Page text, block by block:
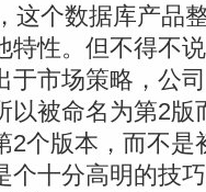
这个数据库产品
特性。但不得不
于市场策略，公
以被命名为第2
2个版本，而不
个十分高明的技